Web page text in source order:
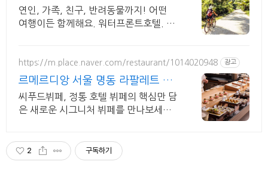
에메랄드 바다
연인, 가족, 친구, 반려동물까지! 어떤
여행이든 함께해요. 워터프론트호텔. 혼
https://m.place.naver.com/restaurant/1014020948 광고
르메르디앙 서울 명동 라팔레트 파
리
씨푸드뷔페, 정통 호텔 뷔페의 핵심만 담
은 새로운 시그니처 뷔페를 만나보세요.
2 구독하기